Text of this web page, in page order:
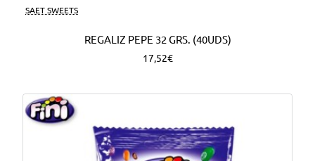
SAET SWEETS
REGALIZ PEPE 32 GRS. (40UDS)
17,52€